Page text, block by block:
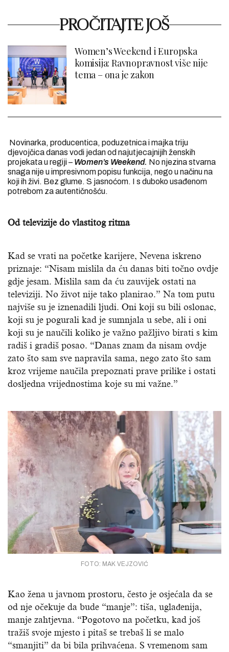
PROČITAJTE JOŠ
Women’s Weekend i Europska
komisija: Ravnopravnost više nije
tema – ona je zakon
Novinarka, producentica, poduzetnica i majka triju
djevojčica danas vodi jedan od najutjecajnijih ženskih
projekata u regiji – Women’s Weekend. No njezina stvarna
snaga nije u impresivnom popisu funkcija, nego u načinu na
koji ih živi. Bez glume. S jasnoćom. I s duboko usađenom
potrebom za autentičnošću.
Od televizije do vlastitog ritma
Kad se vrati na početke karijere, Nevena iskreno
priznaje: “Nisam mislila da ću danas biti točno ovdje
gdje jesam. Mislila sam da ću zauvijek ostati na
televiziji. No život nije tako planirao.” Na tom putu
najviše su je iznenadili ljudi. Oni koji su bili oslonac,
koji su je pogurali kad je sumnjala u sebe, ali i oni
koji su je naučili koliko je važno pažljivo birati s kim
radiš i gradiš posao. “Danas znam da nisam ovdje
zato što sam sve napravila sama, nego zato što sam
kroz vrijeme naučila prepoznati prave prilike i ostati
dosljedna vrijednostima koje su mi važne.”
FOTO: MAK VEJZOVIĆ
Kao žena u javnom prostoru, često je osjećala da se
od nje očekuje da bude “manje”: tiša, uglađenija,
manje zahtjevna. “Pogotovo na početku, kad još
tražiš svoje mjesto i pitaš se trebaš li se malo
“smanjiti” da bi bila prihvaćena. S vremenom sam